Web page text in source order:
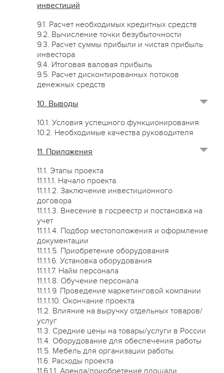
инвестиций
9.1. Расчет необходимых кредитных средств
9.2. Вычисление точки безубыточности
9.3. Расчет суммы прибыли и чистая прибыль
инвестора
9.4. Итоговая валовая прибыль
9.5. Расчет дисконтированных потоков
денежных средств
10. Выводы
10.1. Условия успешного функционирования
10.2. Необходимые качества руководителя
11. Приложения
11.1. Этапы проекта
11.1.1.1. Начало проекта
11.1.1.2. Заключение инвестиционного
договора
11.1.1.3. Внесение в госреестр и постановка на
учет
11.1.1.4. Подбор местоположения и оформление
документации
11.1.1.5. Приобретение оборудования
11.1.1.6. Установка оборудования
11.1.1.7. Найм персонала
11.1.1.8. Обучение персонала
11.1.1.9. Проведение маркетинговой компании
11.1.1.10. Окончание проекта
11.2. Влияние на выручку отдельных товаров/
услуг
11.3. Средние цены на товары/услуги в России
11.4. Оборудование для обеспечения работы
11.5. Мебель для организации работы
11.6. Расходы проекта
11.6.1.1. Аренда/приобретение площади